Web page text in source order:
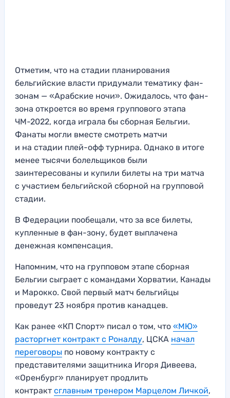
Отметим, что на стадии планирования
бельгийские власти придумали тематику фан-
зонам — «Арабские ночи». Ожидалось, что фан-
зона откроется во время группового этапа
ЧМ-2022, когда играла бы сборная Бельгии.
Фанаты могли вместе смотреть матчи
и на стадии плей-офф турнира. Однако в итоге
менее тысячи болельщиков были
заинтересованы и купили билеты на три матча
с участием бельгийской сборной на групповой
стадии.
В Федерации пообещали, что за все билеты,
купленные в фан-зону, будет выплачена
денежная компенсация.
Напомним, что на групповом этапе сборная
Бельгии сыграет с командами Хорватии, Канады
и Марокко. Свой первый матч бельгийцы
проведут 23 ноября против канадцев.
Как ранее «КП Спорт» писал о том, что «МЮ»
расторгнет контракт с Роналду, ЦСКА начал
переговоры по новому контракту с
представителями защитника Игоря Дивеева,
«Оренбург» планирует продлить
контракт сглавным тренером Марцелом Личкой,